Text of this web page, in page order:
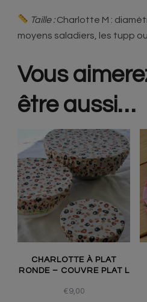
Taille :Charlotte M :
moyens saladiers, les tupp
Vous
être aussi…
CHARLOTTE À PLAT
RONDE – COUVRE PLAT L
€9,00